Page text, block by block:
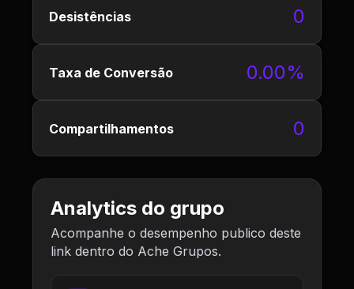
Desistências 0
Taxa de Conversão 0.00%
Compartilhamentos 0
Analytics do grupo
Acompanhe o desempenho publico deste
link dentro do Ache Grupos.